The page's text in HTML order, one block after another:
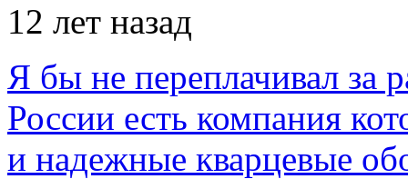
12 лет назад
Я бы не переплачивал за
России есть компания
и надежные кварцевые